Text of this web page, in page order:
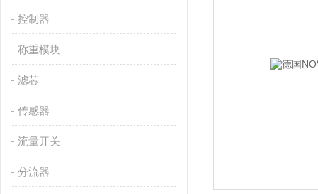
控制器
称重模块
滤芯
传感器
流量开关
分流器